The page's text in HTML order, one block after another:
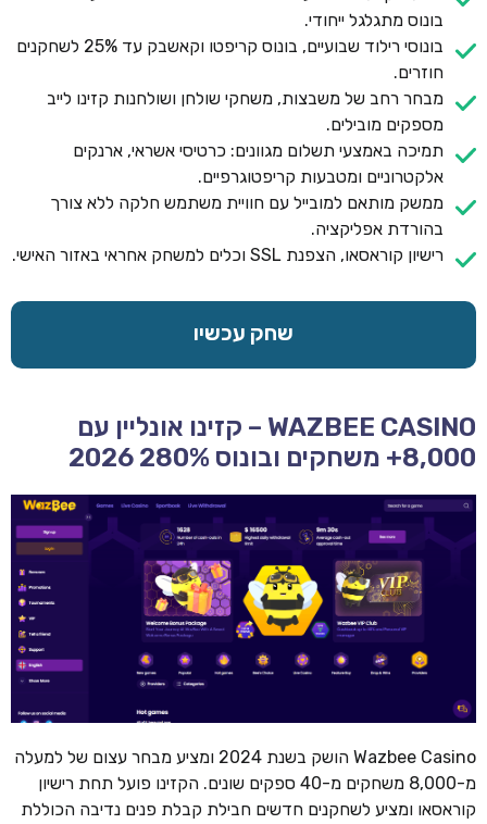
בונוס מתגלגל ייחודי.
בונוסי רילוד שבועיים, בונוס קריפטו וקאשבק עד 25% לשחקנים
חוזרים.
מבחר רחב של משבצות, משחקי שולחן ושולחנות קזינו לייב
מספקים מובילים.
תמיכה באמצעי תשלום מגוונים: כרטיסי אשראי, ארנקים
אלקטרוניים ומטבעות קריפטוגרפיים.
ממשק מותאם למובייל עם חוויית משתמש חלקה ללא צורך
בהורדת אפליקציה.
רישיון קוראסאו, הצפנת SSL וכלים למשחק אחראי באזור האישי.
שחק עכשיו
WAZBEE CASINO – קזינו אונליין עם
8,000+ משחקים ובונוס 280% 2026
Wazbee Casino הושק בשנת 2024 ומציע מבחר עצום של למעלה
מ-8,000 משחקים מ-40 ספקים שונים. הקזינו פועל תחת רישיון
קוראסאו ומציע לשחקנים חדשים חבילת קבלת פנים נדיבה הכוללת